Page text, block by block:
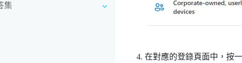
集
在對應的登錄頁面中，按